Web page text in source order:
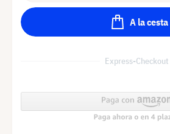
A la cesta
Express-Checkout